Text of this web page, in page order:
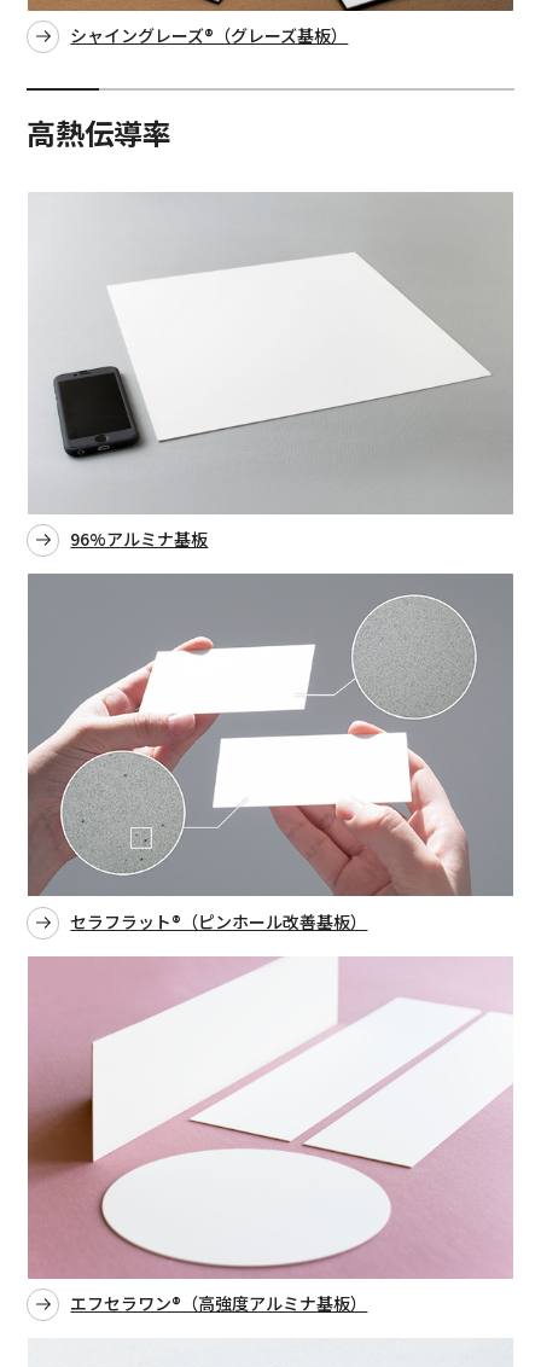
シャイングレーズ®（グレーズ基板）
高熱伝導率
96%アルミナ基板
セラフラット®（ピンホール改善基板）
エフセラワン®（高強度アルミナ基板）